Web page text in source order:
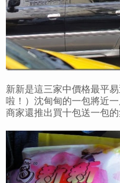
新新是這三家中價格最平
啦！）沈甸甸的一包將近
商家還推出買十包送一包的